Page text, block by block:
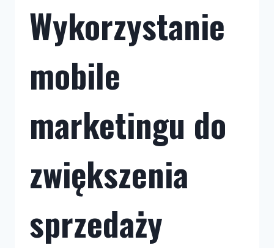
Wykorzystanie
mobile
marketingu do
zwiększenia
sprzedaży